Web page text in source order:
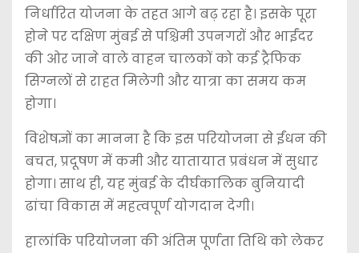
निर्धारित योजना के तहत आगे बढ़ रहा है। इसके पूरा
होने पर दक्षिण मुंबई से पश्चिमी उपनगरों और भाईंदर
की ओर जाने वाले वाहन चालकों को कई ट्रैफिक
सिग्नलों से राहत मिलेगी और यात्रा का समय कम
होगा।
विशेषज्ञों का मानना है कि इस परियोजना से ईंधन की
बचत, प्रदूषण में कमी और यातायात प्रबंधन में सुधार
होगा। साथ ही, यह मुंबई के दीर्घकालिक बुनियादी
ढांचा विकास में महत्वपूर्ण योगदान देगी।
हालांकि परियोजना की अंतिम पूर्णता तिथि को लेकर